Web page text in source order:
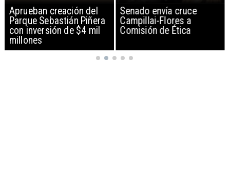
Aprueban creación del
Parque Sebastián Piñera
con inversión de $4 mil
millones
Senado envía cruce
Campillai-Flores a
Comisión de Ética